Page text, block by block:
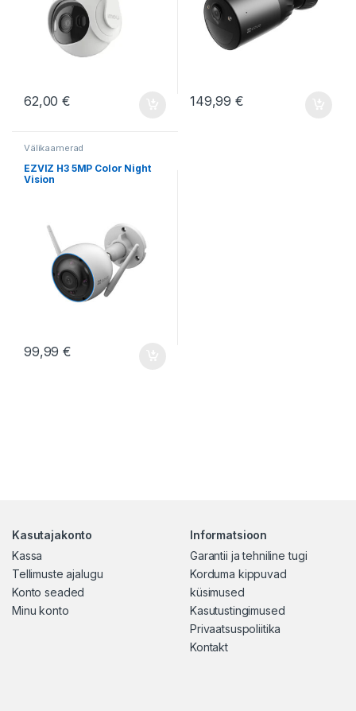
62,00€ 149,99€
Välikaamerad
EZVIZ H3 5MP Color Night
Vision
99,99€
Kasutajakonto
Kassa
Tellimuste ajalugu
Konto seaded
Minu konto
Informatsioon
Garantii ja tehniline tugi
Korduma kippuvad
küsimused
Kasutustingimused
Privaatsuspoliitika
Kontakt